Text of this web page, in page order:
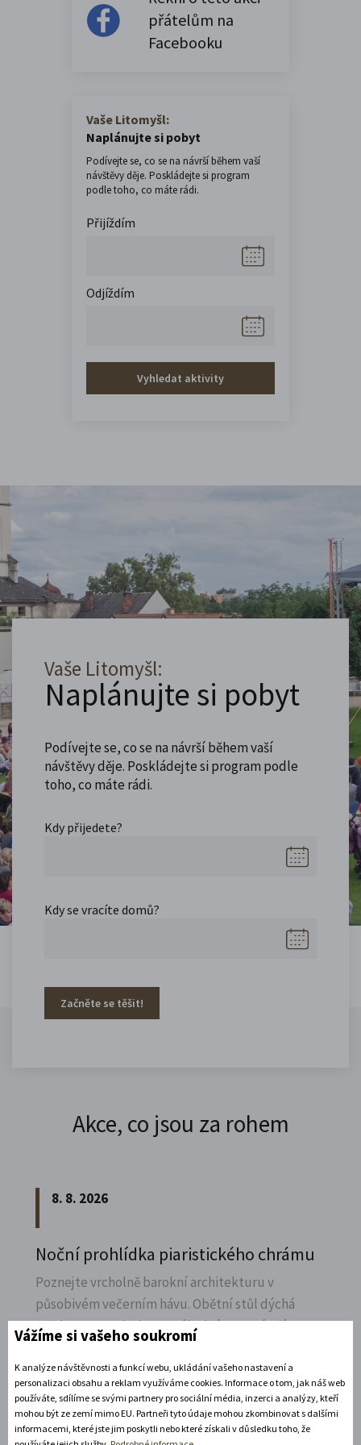
přátelům na
Facebooku
Vaše Litomyšl:
Naplánujte si pobyt
Podívejte se, co se na návrší během vaší
návštěvy děje. Poskládejte si program
podle toho, co máte rádi.
Přijíždím
Odjíždím
Vyhledat aktivity
Vaše Litomyšl:
Naplánujte si pobyt
Podívejte se, co se na návrší během vaší
návštěvy děje. Poskládejte si program podle
toho, co máte rádi.
Kdy přijedete?
Kdy se vracíte domů?
Začněte se těšit!
Akce, co jsou za rohem
8. 8. 2026
Noční prohlídka piaristického chrámu
Poznejte vrcholně barokní architekturu v
působivém večerním hávu. Obětní stůl dýchá
světlem, paprsky laserového kříže protínají
klenby a chrám ožívá instalacemi současného
umění.
Rozbalte si další akce
Vážíme si vašeho soukromí
K analýze návštěvnosti a funkcí webu, ukládání vašeho nastavení a
personalizaci obsahu a reklam využíváme cookies. Informace o tom, jak náš web
používáte, sdílíme se svými partnery pro sociální média, inzerci a analýzy, kteří
mohou být ze zemí mimo EU. Partneři tyto údaje mohou zkombinovat s dalšími
informacemi, které jste jim poskytli nebo které získali v důsledku toho, že